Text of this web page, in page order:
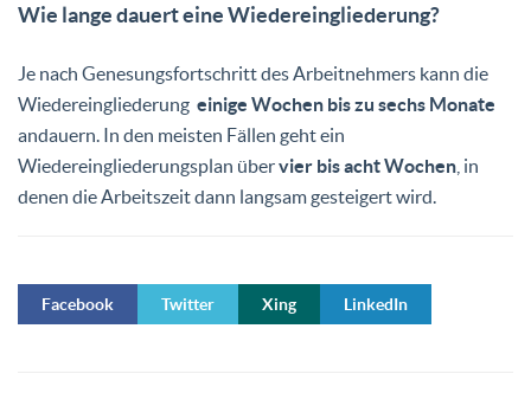
Wie lange dauert eine Wiedereingliederung?
Je nach Genesungsfortschritt des Arbeitnehmers kann die
Wiedereingliederung einige Wochen bis zu sechs Monate
andauern. In den meisten Fällen geht ein
Wiedereingliederungsplan übervier bis acht Wochen , in
denen die Arbeitszeit dann langsam gesteigert wird.
Facebook Twitter Xing LinkedIn